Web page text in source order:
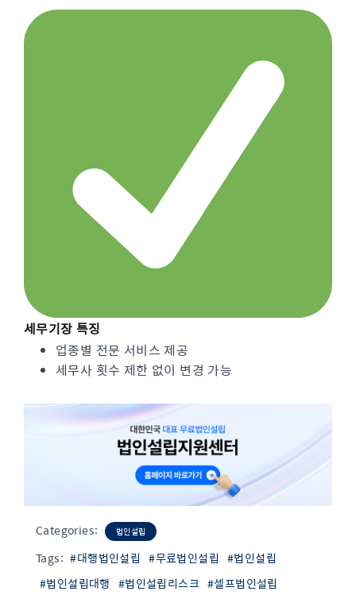
세무기장 특징
업종별 전문 서비스 제공
세무사 횟수 제한 없이 변경 가능
Categories: 법인설립
Tags: #대행법인설립 #무료법인설립 #법인설립
#법인설립대행 #법인설립리스크 #셀프법인설립